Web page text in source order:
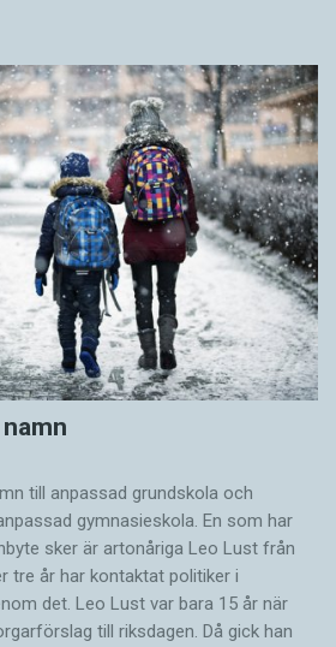
till anpassad grundskola och
gymnasieskola. En som har
sker är artonåriga Leo Lust från
tre år har kontaktat politiker i
det. Leo Lust var bara 15 år när
till riksdagen. Då gick han